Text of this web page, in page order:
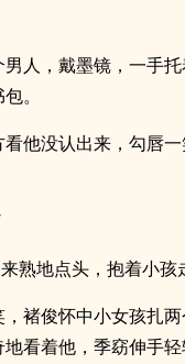
人，戴墨镜，一手
。
他没认出来，勾唇一
熟地点头，抱着小孩
褚俊怀中小女孩扎
看着他，季窈伸手